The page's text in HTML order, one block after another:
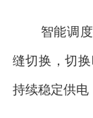
智能调
缝切换，切
持续稳定供电